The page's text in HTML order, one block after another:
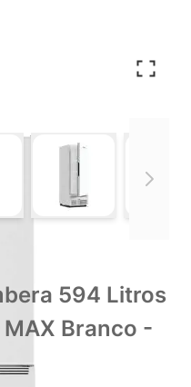
larger imageView larger
594 Litros
Branco -